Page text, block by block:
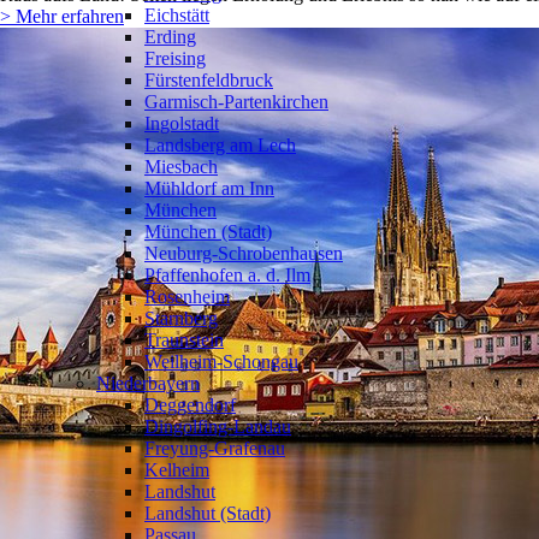
> Mehr erfahren
Eichstätt
Erding
Freising
Fürstenfeldbruck
Garmisch-Partenkirchen
Ingolstadt
Landsberg am Lech
Miesbach
Mühldorf am Inn
München
München (Stadt)
Neuburg-Schrobenhausen
Pfaffenhofen a. d. Ilm
Rosenheim
Starnberg
Traunstein
Weilheim-Schongau
Niederbayern
Deggendorf
Dingolfing-Landau
Freyung-Grafenau
Kelheim
Landshut
Landshut (Stadt)
Passau